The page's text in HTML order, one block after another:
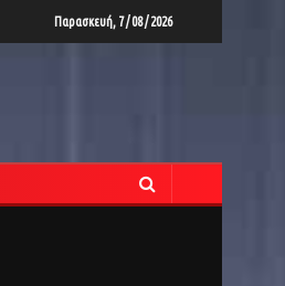
Παρασκευή, 7 / 08 / 2026